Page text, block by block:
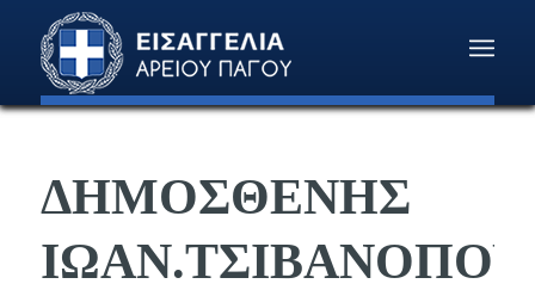
ΔΗΜΟΣΘΕΝΗΣ